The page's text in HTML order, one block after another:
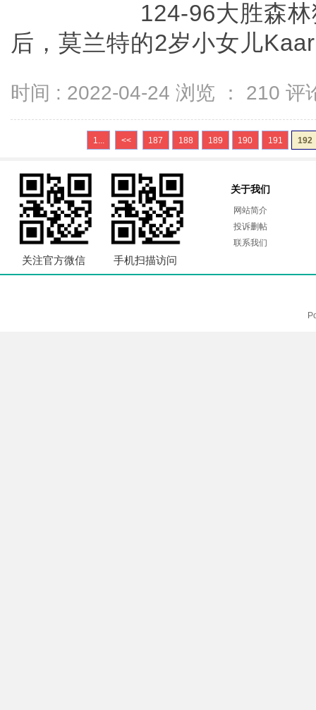
124-96大胜森
后，莫兰特的2岁小女儿
时间 : 2022-04-24 浏览 ： 210 评
1... << 187 188 189 190 191 192
关注官方微信 手机扫描访问
关于我们
网站简介
投诉删帖
联系我们